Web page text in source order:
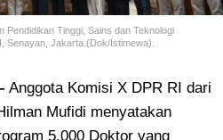
Pendidikan Tinggi, Sains dan Teknologi
Senayan, Jakarta.(Dok/Istimewa).
Anggota Komisi X DPR RI dari
Mufidi menyatakan
5.000 Doktor yang